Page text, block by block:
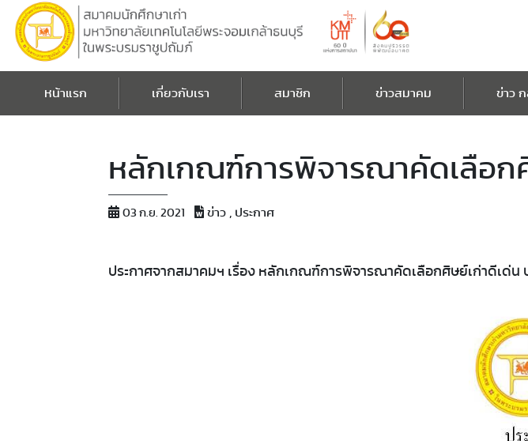
หน้าแรก เกี่ยวกับเรา สมาชิก ข่าวสมาคม ข่าว
หลักเกณฑ์​การพิจารณา​คัดเลือก
03 ก.ย. 2021 ข่าว , ประกาศ
ประกาศจากสมาคม​ฯ​ เรื่อง​ หลักเกณฑ์​การพิจารณา​คัดเลือกศิษย์เก่า​ดีเด่น​